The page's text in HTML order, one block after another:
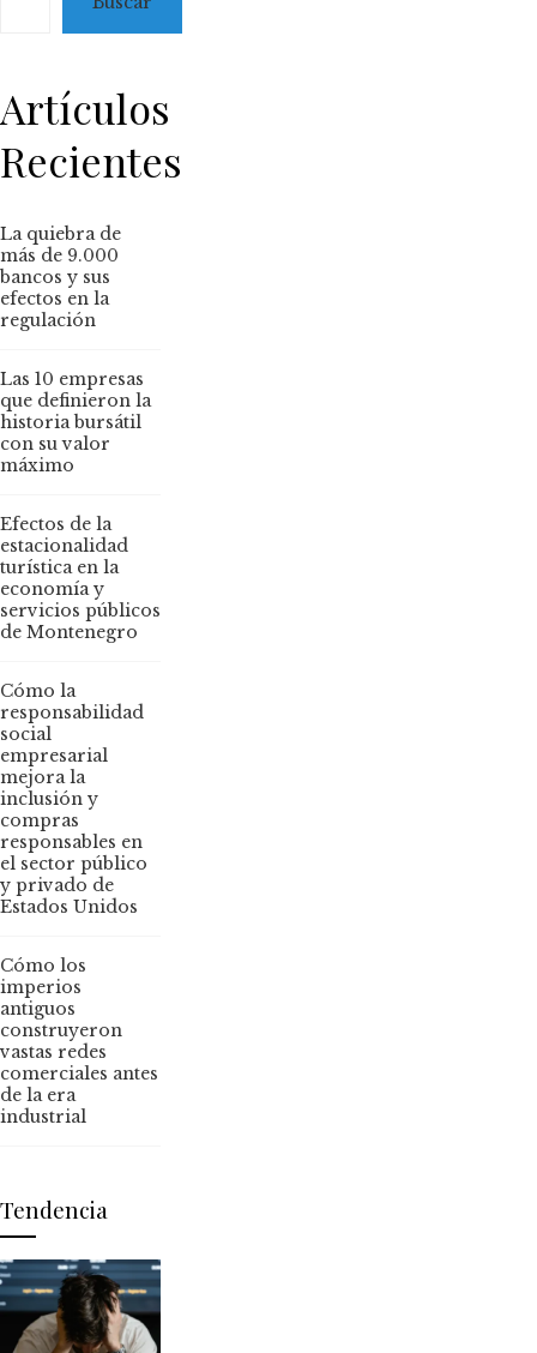
Artículos
Recientes
La quiebra de
más de 9.000
bancos y sus
efectos en la
regulación
Las 10 empresas
que definieron la
historia bursátil
con su valor
máximo
Efectos de la
estacionalidad
turística en la
economía y
servicios públicos
de Montenegro
Cómo la
responsabilidad
social
empresarial
mejora la
inclusión y
compras
responsables en
el sector público
y privado de
Estados Unidos
Cómo los
imperios
antiguos
construyeron
vastas redes
comerciales antes
de la era
industrial
Tendencia